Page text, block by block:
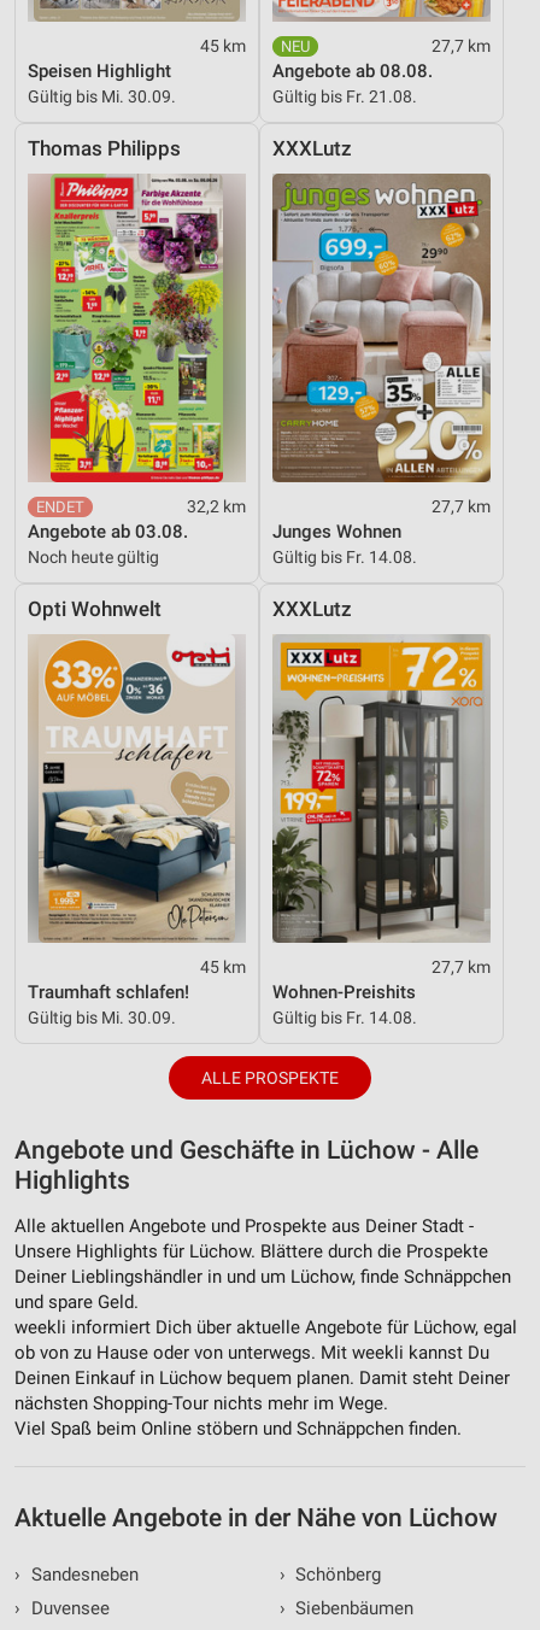
45 km
Speisen Highlight
Gültig bis Mi. 30.09.
27,7 km
Angebote ab 08.08.
Gültig bis Fr. 21.08.
Thomas Philipps
32,2 km
Angebote ab 03.08.
Noch heute gültig
XXXLutz
27,7 km
Junges Wohnen
Gültig bis Fr. 14.08.
Opti Wohnwelt
45 km
Traumhaft schlafen!
Gültig bis Mi. 30.09.
XXXLutz
27,7 km
Wohnen-Preishits
Gültig bis Fr. 14.08.
ALLE PROSPEKTE
Angebote und Geschäfte in Lüchow - Alle
Highlights
Alle aktuellen Angebote und Prospekte aus Deiner Stadt -
Unsere Highlights für Lüchow. Blättere durch die Prospekte
Deiner Lieblingshändler in und um Lüchow, finde Schnäppchen
und spare Geld.
weekli informiert Dich über aktuelle Angebote für Lüchow, egal
ob von zu Hause oder von unterwegs. Mit weekli kannst Du
Deinen Einkauf in Lüchow bequem planen. Damit steht Deiner
nächsten Shopping-Tour nichts mehr im Wege.
Viel Spaß beim Online stöbern und Schnäppchen finden.
Aktuelle Angebote in der Nähe von Lüchow
› Sandesneben
›
Duvensee
› Schönberg
› Siebenbäumen